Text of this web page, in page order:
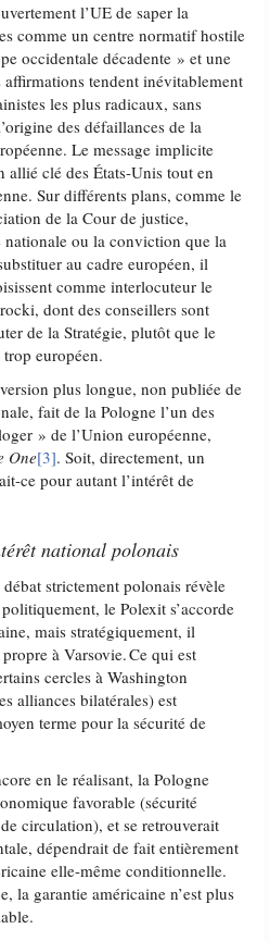
l’UE de saper la
comme un centre normatif hostile
occidentale décadente » et une
tendent inévitablement
les plus radicaux, sans
des défaillances de la
Le message implicite
clé des États-Unis tout en
Sur différents plans, comme le
de la Cour de justice,
nationale ou la conviction que la
au cadre européen, il
comme interlocuteur le
dont des conseillers sont
de la Stratégie, plutôt que le
européen.
plus longue, non publiée de
fait de la Pologne l’un des
» de l’Union européenne,
One[3]. Soit, directement, un
ce pour autant l’intérêt de
national polonais
strictement polonais révèle
le Polexit s’accorde
mais stratégiquement, il
à Varsovie. Ce qui est
cercles à Washington
alliances bilatérales) est
terme pour la sécurité de
en le réalisant, la Pologne
favorable (sécurité
circulation), et se retrouverait
dépendrait de fait entièrement
elle-même conditionnelle.
la garantie américaine n’est plus